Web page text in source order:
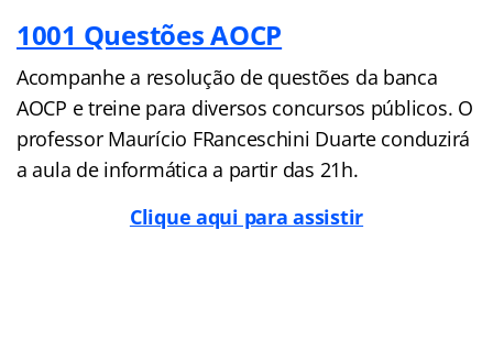
1001 Questões AOCP
Acompanhe a resolução de questões da banca
AOCP e treine para diversos concursos públicos. O
professor Maurício FRanceschini Duarte conduzirá
a aula de informática a partir das 21h.
Clique aqui para assistir